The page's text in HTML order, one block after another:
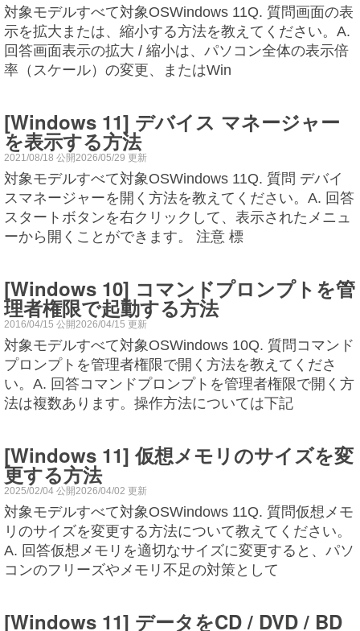
対象モデルすべて対象OSWindows 11Q. 質問画面の表
示を拡大または、縮小する方法を教えてください。A.
回答画面表示の拡大 / 縮小は、パソコン全体の表示倍
率（スケール）の変更、またはWin
[Windows 11] デバイス マネージャー
を表示する方法
2021/08/18 公開2026/05/29 更新
対象モデルすべて対象OSWindows 11Q. 質問 デバイ
スマネージャーを開く方法を教えてください。A. 回答
スタートボタンを右クリックして、表示されたメニュ
ーから開くことができます。 注意 標
[Windows 10] コマンドプロンプトを管
理者権限で起動する方法
2016/04/15 公開2026/04/15 更新
対象モデルすべて対象OSWindows 10Q. 質問コマンド
プロンプトを管理者権限で開く方法を教えてくださ
い。A. 回答コマンドプロンプトを管理者権限で開く方
法は複数あります。操作方法については下記
[Windows 11] 仮想メモリのサイズを変
更する方法
2025/02/04 公開2026/04/02 更新
対象モデルすべて対象OSWindows 11Q. 質問仮想メモ
リのサイズを変更する方法について教えてください。
A. 回答仮想メモリを適切なサイズに変更すると、パソ
コンのフリーズやメモリ不足の対策として
[Windows 11] データをCD / DVD / BD